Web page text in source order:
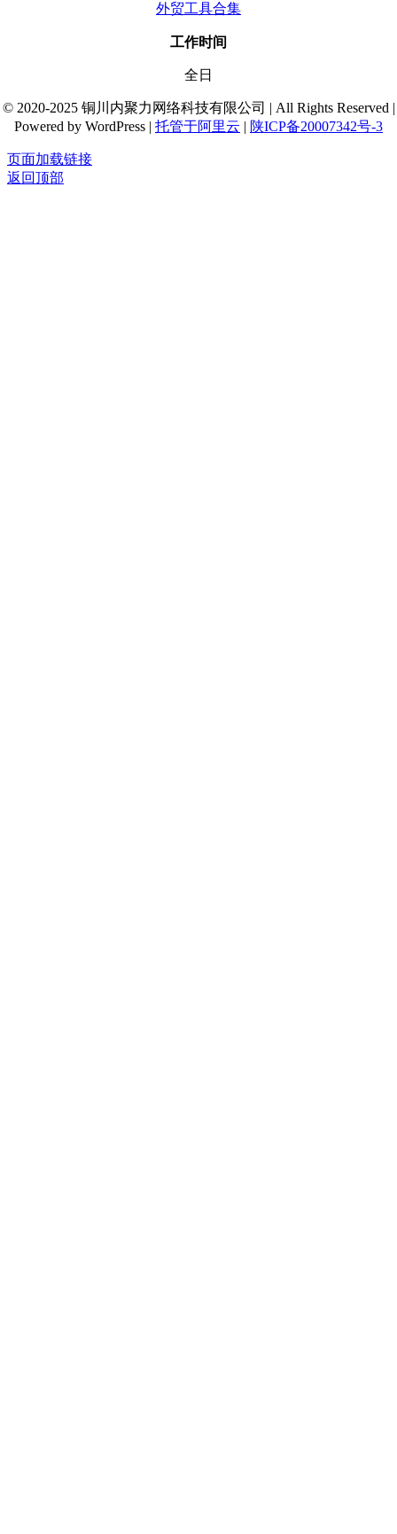
外贸工具合集
工作时间
全日
© 2020-2025 铜川内聚力网络科技有限公司 | All Rights Reserved |
Powered by WordPress | 托管于阿里云 | 陕ICP备20007342号-3
页面加载链接
返回顶部